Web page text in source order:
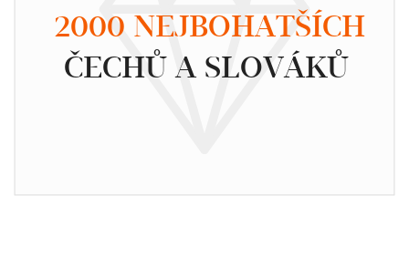
2000 NEJBOHATŠÍCH
ČECHŮ A SLOVÁKŮ